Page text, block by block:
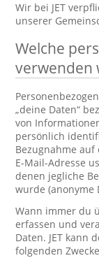
Wir bei JET
unserer
Welche
verwenden
„deine Daten“
von
persönlich
Bezugnahme auf
E-Mail-Adresse
denen jegliche
wurde (anonyme
Wann immer du
erfassen und
Daten. JET kann
folgenden